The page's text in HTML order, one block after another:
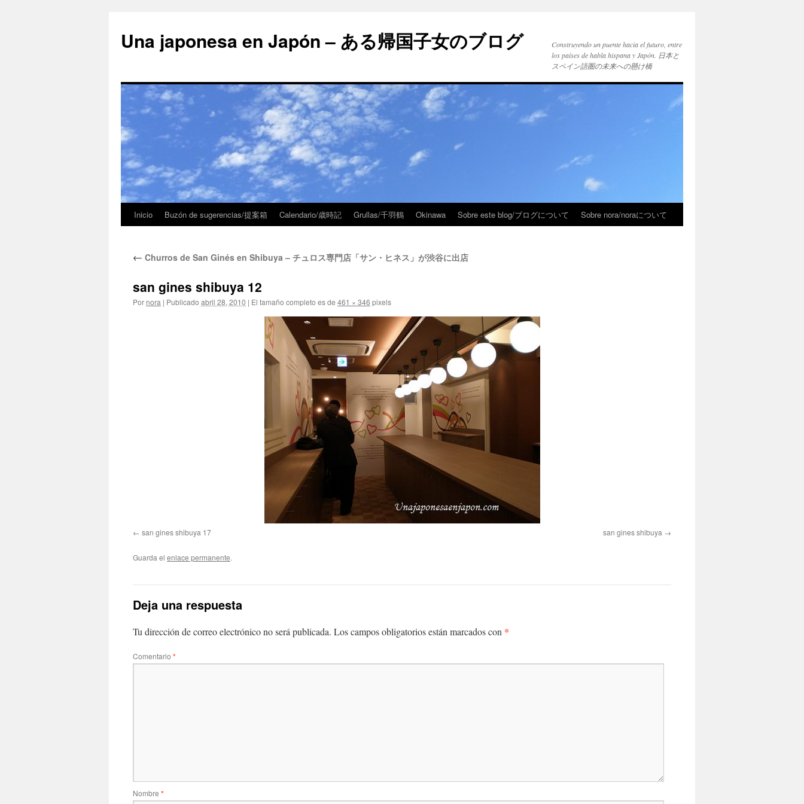
Una japonesa en Japón – ある帰国子女のブログ
Construyendo un puente hacia el futuro, entre
los países de habla hispana y Japón. 日本と
スペイン語圏の未来への懸け橋
Inicio Buzón de sugerencias/提案箱 Calendario/歳時記 Grullas/千羽鶴 Okinawa Sobre este blog/ブログについて Sobre nora/noraについて
← Churros de San Ginés en Shibuya – チュロス専門店「サン・ヒネス」が渋谷に出店
san gines shibuya 12
Por nora | Publicado abril 28, 2010 | El tamaño completo es de 461 × 346 pixels
san gines shibuya 17 san gines shibuya
Guarda el enlace permanente.
Deja una respuesta
Tu dirección de correo electrónico no será publicada. Los campos obligatorios están marcados con *
Comentario *
Nombre *